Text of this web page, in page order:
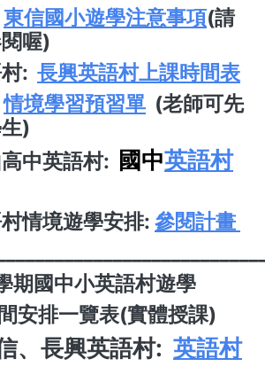
東信國小遊學注意事項(請
喔)
: 長興英語村上課時間表
情境學習預習單 (老師可先
)
中英語村: 國中英語村
情境遊學安排: 參閱計畫
期國中小英語村遊學
覽表(實體授課)
、長興英語村: 英語村